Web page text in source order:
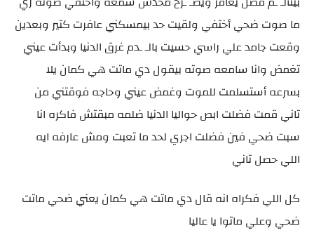
ما صوت ضحي أختفي ولقيت حد بيمسكني عافرت كتير وبعدين
وقعت جامد علي راسي حسيت بالـ ـدم غرق الدنيا وبدأت عيني
تغمض وانا سامعه صوته بيقول دي ماتت هي كمان يلا
بسرعه أستسلمت للموت وغمض عيني وحاجه فوقتني من
تاني قمت فضلت ابص حواليا الدنيا ضلمه مبقتش فاكره انا
سبت ضحي فين فضلت اجري لحد ما تعبت ومش عارفه ايه
اللي حصل تاني
كل اللي فكراه انه قال دي ماتت هي كمان يعني ضحي ماتت
ضحي وعلي ماتوا يا عاليا